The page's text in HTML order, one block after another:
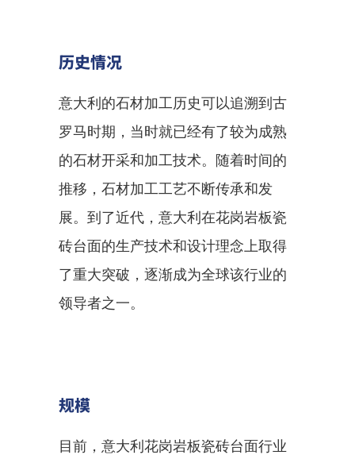
历史情况
意大利的石材加工历史可以追溯到古
罗马时期，当时就已经有了较为成熟
的石材开采和加工技术。随着时间的
推移，石材加工工艺不断传承和发
展。到了近代，意大利在花岗岩板瓷
砖台面的生产技术和设计理念上取得
了重大突破，逐渐成为全球该行业的
领导者之一。
规模
目前，意大利花岗岩板瓷砖台面行业